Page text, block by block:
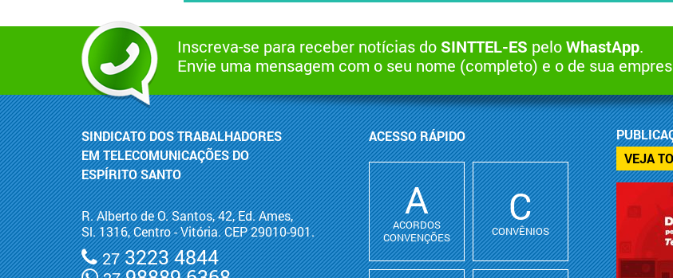
Inscreva-se para receber notícias do SINTTEL-ES peloWhastApp.
Envie uma mensagem com o seu nome (completo) e o de sua
SINDICATO DOS TRABALHADORES
EM TELECOMUNICAÇÕES DO
ESPÍRITO SANTO
R. Alberto de O. Santos, 42, Ed. Ames,
Sl. 1316, Centro - Vitória. CEP 29010-901.
273223 4844
ACESSO RÁPIDO
A
ACORDOS
CONVENÇÕES
C
CONVÊNIOS
VEJA